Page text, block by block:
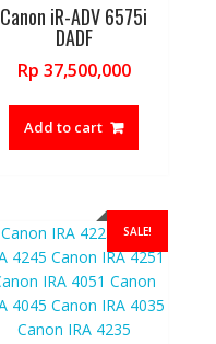
Canon iR-ADV 6575i
DADF
Rp 37,500,000
Add to cart
SALE!